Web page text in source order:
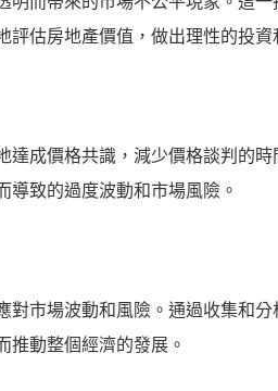
估房地產價值，做出理性的投資
成價格共識，減少價格談判的時
致的過度波動和市場風險。
市場波動和風險。通過收集和分
推動整個經濟的發展。